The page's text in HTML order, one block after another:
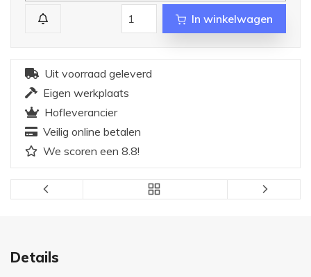
In winkelwagen
Uit voorraad geleverd
Eigen werkplaats
Hofleverancier
Veilig online betalen
We scoren een 8.8!
Details